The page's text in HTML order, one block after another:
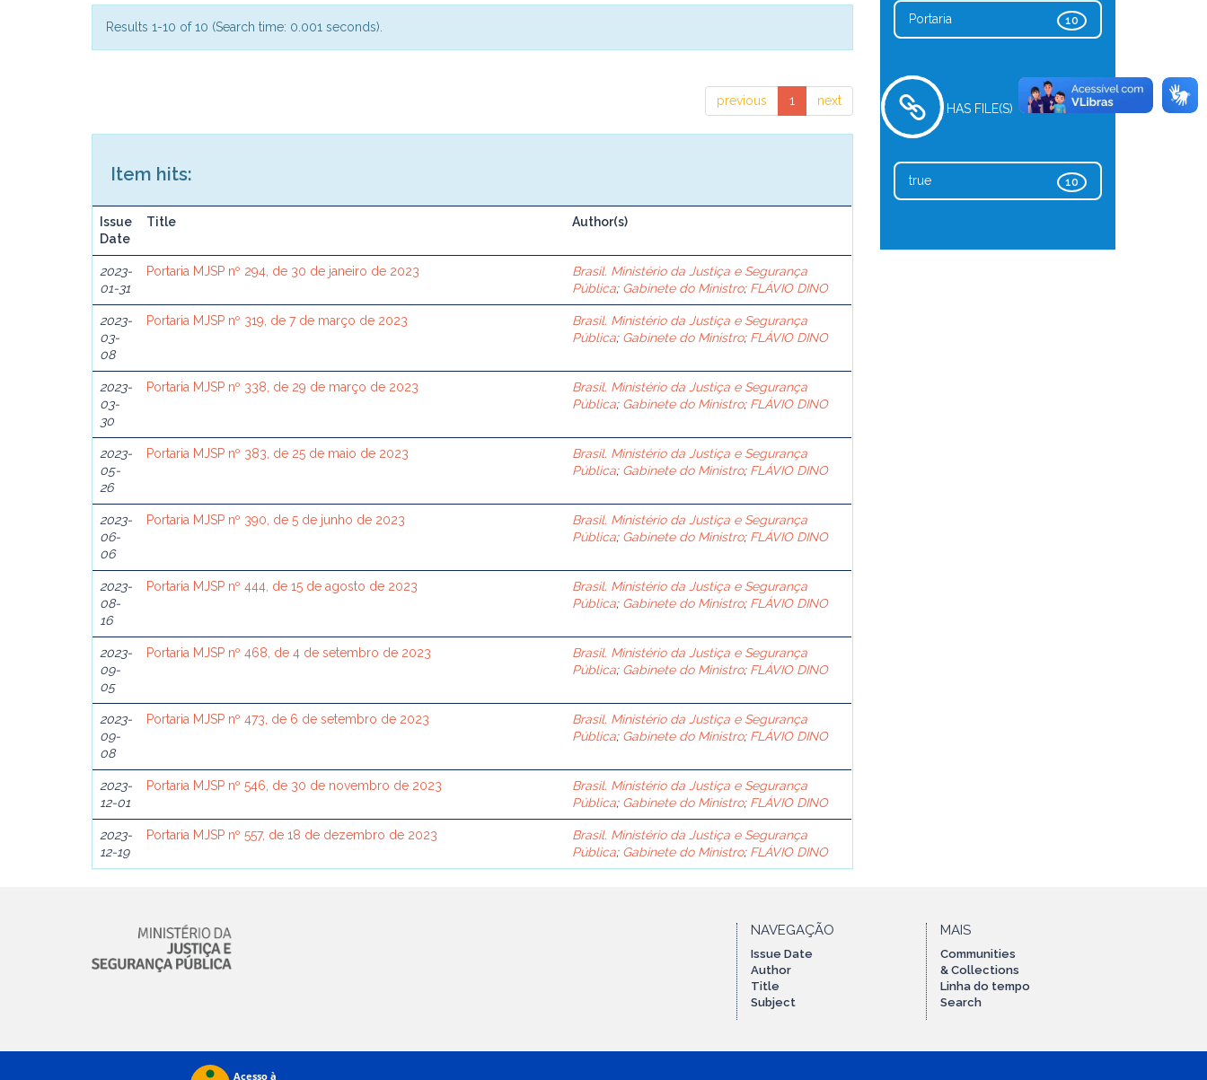
Results 1-10 of 10 (Search time: 0.001 seconds).
previous 1 next
Item hits:
Issue
Date
Title Author(s)
2023-
01-31
Portaria MJSP nº 294, de 30 de janeiro de 2023
Brasil. Ministério da Justiça e Segurança
Pública; Gabinete do Ministro; FLÁVIO DINO
2023-
03-
08
Portaria MJSP nº 319, de 7 de março de 2023
Brasil. Ministério da Justiça e Segurança
Pública; Gabinete do Ministro; FLÁVIO DINO
2023-
03-
30
Portaria MJSP nº 338, de 29 de março de 2023
Brasil. Ministério da Justiça e Segurança
Pública; Gabinete do Ministro; FLÁVIO DINO
2023-
05-
26
Portaria MJSP nº 383, de 25 de maio de 2023
Brasil. Ministério da Justiça e Segurança
Pública; Gabinete do Ministro; FLÁVIO DINO
2023-
06-
06
Portaria MJSP nº 390, de 5 de junho de 2023
Brasil. Ministério da Justiça e Segurança
Pública; Gabinete do Ministro; FLÁVIO DINO
2023-
08-
16
Portaria MJSP nº 444, de 15 de agosto de 2023
Brasil. Ministério da Justiça e Segurança
Pública; Gabinete do Ministro; FLÁVIO DINO
2023-
09-
05
Portaria MJSP nº 468, de 4 de setembro de 2023
Brasil. Ministério da Justiça e Segurança
Pública; Gabinete do Ministro; FLÁVIO DINO
2023-
09-
08
Portaria MJSP nº 473, de 6 de setembro de 2023
Brasil. Ministério da Justiça e Segurança
Pública; Gabinete do Ministro; FLÁVIO DINO
2023-
12-01
Portaria MJSP nº 546, de 30 de novembro de 2023
Brasil. Ministério da Justiça e Segurança
Pública; Gabinete do Ministro; FLÁVIO DINO
2023-
12-19
Portaria MJSP nº 557, de 18 de dezembro de 2023
Brasil. Ministério da Justiça e Segurança
Pública; Gabinete do Ministro; FLÁVIO DINO
10
Portaria
HAS FILE(S)
10
true
NAVEGAÇÃO
Issue Date
Author
Title
Subject
MAIS
Communities
& Collections
Linha do tempo
Search